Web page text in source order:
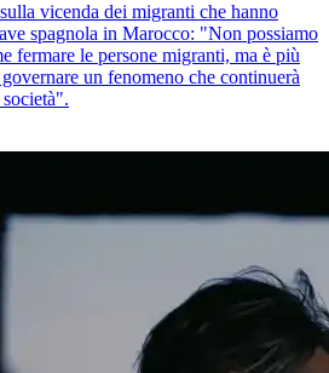
vicenda dei migranti che hanno
spagnola in Marocco: "Non possiamo
fermare le persone migranti, ma è più
un fenomeno che continuerà